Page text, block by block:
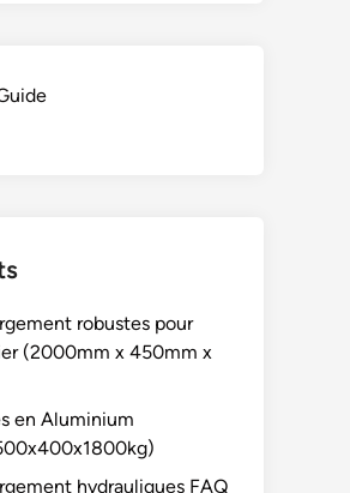
robustes pour
(2000mm x 450mm x
en Aluminium
hydrauliques FAQ